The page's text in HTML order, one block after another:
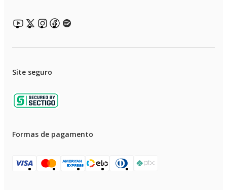
Site seguro
Formas de pagamento